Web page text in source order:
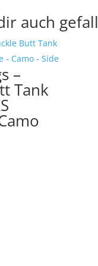
auch
–
Tank